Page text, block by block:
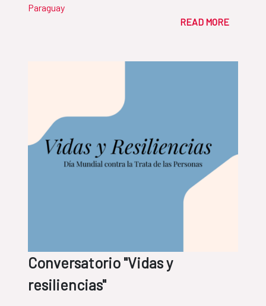
Paraguay
READ MORE
Conversatorio "Vidas y
resiliencias"